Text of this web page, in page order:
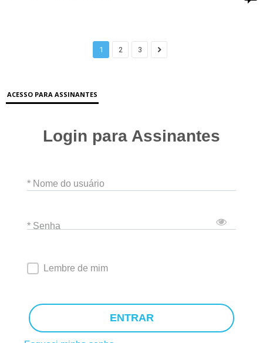
1 2 3
ACESSO PARA ASSINANTES
Login para Assinantes
* Nome do usuário
* Senha
Lembre de mim
ENTRAR